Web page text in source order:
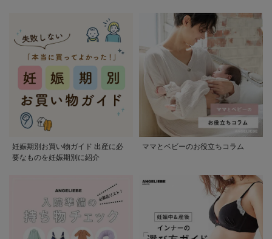
妊娠期別お買い物ガイド 出産に必
要なものを妊娠期別に紹介
ママとベビーのお役立ちコラム